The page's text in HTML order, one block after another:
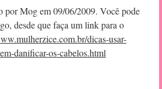
por Mog em 09/06/2009. Você pode
desde que faça um link para o
dicas-usar-
danificar-os-cabelos.html